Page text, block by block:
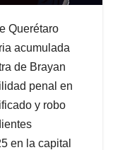
Querétaro
acumulada
de Brayan
penal en
y robo
en la capital